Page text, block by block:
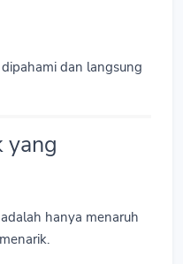
dan langsung
yang
hanya menaruh